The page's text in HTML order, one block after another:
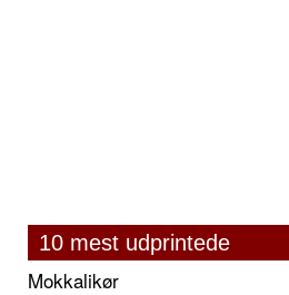
10 mest udprintede
Mokkalikør